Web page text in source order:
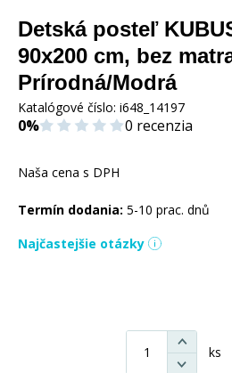
Detská posteľ
90x200 cm, bez
Prírodná/Modrá
Katalógové číslo: i648_14197
0% 0 recenzia
Naša cena s DPH
Termín dodania: 5-10 prac. dnů
Najčastejšie otázky
ks